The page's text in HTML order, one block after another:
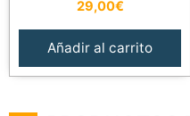
29,00€
Añadir al carrito